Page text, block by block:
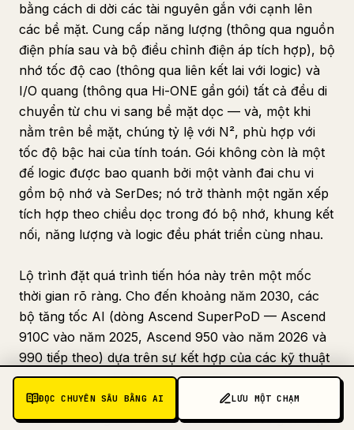
bằng cách di dời các tài nguyên gắn với cạnh lên
các bề mặt. Cung cấp năng lượng (thông qua nguồn
điện phía sau và bộ điều chỉnh điện áp tích hợp), bộ
nhớ tốc độ cao (thông qua liên kết lai với logic) và
I/O quang (thông qua Hi-ONE gần gói) tất cả đều di
chuyển từ chu vi sang bề mặt dọc — và, một khi
nằm trên bề mặt, chúng tỷ lệ với N², phù hợp với
tốc độ bậc hai của tính toán. Gói không còn là một
đế logic được bao quanh bởi một vành đai chu vi
gồm bộ nhớ và SerDes; nó trở thành một ngăn xếp
tích hợp theo chiều dọc trong đó bộ nhớ, khung kết
nối, năng lượng và logic đều phát triển cùng nhau.
Lộ trình đặt quá trình tiến hóa này trên một mốc
thời gian rõ ràng. Cho đến khoảng năm 2030, các
bộ tăng tốc AI (dòng Ascend SuperPoD — Ascend
910C vào năm 2025, Ascend 950 vào năm 2026 và
990 tiếp theo) dựa trên sự kết hợp của các kỹ thuật
trưởng thành: chiplet, fan-out 2.5D và xếp chồng 3D
thông qua micro-bump và liên kết lai bước tiêu
chuẩn. Khoảng năm 2030, Ascend 990 sẽ giới thiệu
ĐỌC CHUYÊN SÂU BẰNG AI LƯU MỘT CHẠM